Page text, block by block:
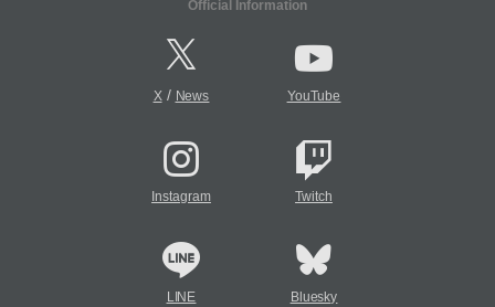
Official Information
X/ News YouTube
Instagram Twitch
LINE Bluesky